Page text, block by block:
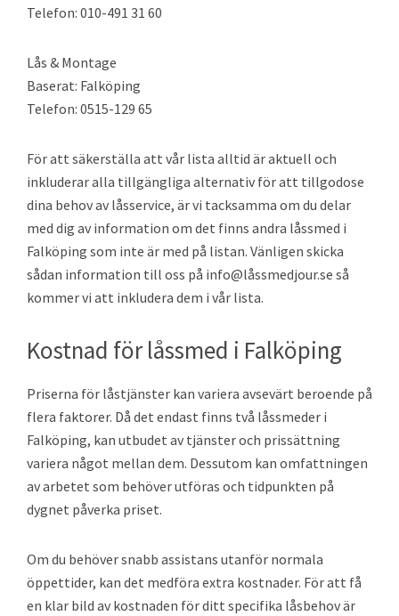
Telefon: 010-491 31 60
Lås & Montage
Baserat: Falköping
Telefon: 0515-129 65
För att säkerställa att vår lista alltid är aktuell och
inkluderar alla tillgängliga alternativ för att tillgodose
dina behov av låsservice, är vi tacksamma om du delar
med dig av information om det finns andra låssmed i
Falköping som inte är med på listan. Vänligen skicka
sådan information till oss på info@låssmedjour.se så
kommer vi att inkludera dem i vår lista.
Kostnad för låssmed i Falköping
Priserna för låstjänster kan variera avsevärt beroende på
flera faktorer. Då det endast finns två låssmeder i
Falköping, kan utbudet av tjänster och prissättning
variera något mellan dem. Dessutom kan omfattningen
av arbetet som behöver utföras och tidpunkten på
dygnet påverka priset.
Om du behöver snabb assistans utanför normala
öppettider, kan det medföra extra kostnader. För att få
en klar bild av kostnaden för ditt specifika låsbehov är